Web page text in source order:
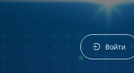
Войти